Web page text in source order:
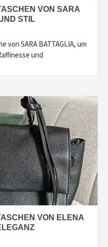
VON SARA
STIL
von SARA BATTAGLIA, um
und
VON ELENA